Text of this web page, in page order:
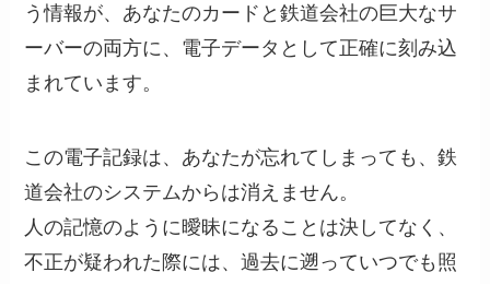
う情報が、あなたのカードと鉄道会社の巨大なサ
ーバーの両方に、電子データとして正確に刻み込
まれています。
この電子記録は、あなたが忘れてしまっても、鉄
道会社のシステムからは消えません。
人の記憶のように曖昧になることは決してなく、
不正が疑われた際には、過去に遡っていつでも照